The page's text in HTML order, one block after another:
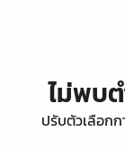
ไม่พบ
ปรับตัวเลือก